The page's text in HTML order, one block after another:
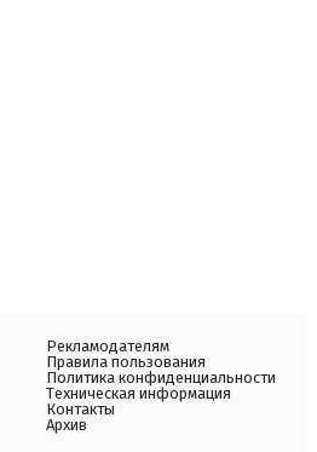
Рекламодателям
Правила пользования
Политика конфиденциальности
Техническая информация
Контакты
Архив